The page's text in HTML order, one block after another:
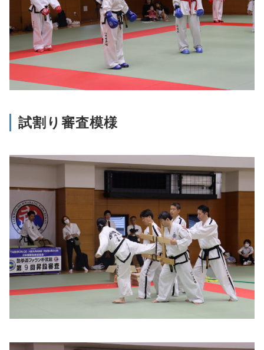
試割り審査模様